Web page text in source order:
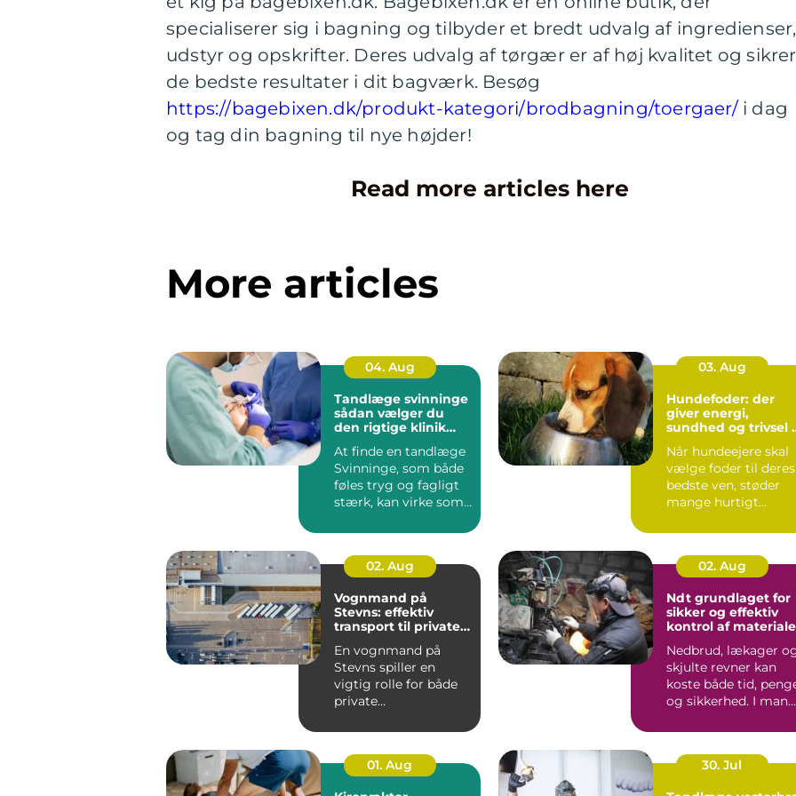
specialiserer sig i bagning og tilbyder et bredt udvalg af ingredienser,
udstyr og opskrifter. Deres udvalg af tørgær er af høj kvalitet og sikrer
de bedste resultater i dit bagværk. Besøg
https://bagebixen.dk/produkt-kategori/brodbagning/toergaer/i dag
og tag din bagning til nye højder!
Read more articles here
More articles
04. Aug
Tandlæge svinninge
sådan vælger du
den rigtige klinik
At finde en tandlæge
Svinninge, som både
føles tryg og fagligt
stærk, kan virke som
03. Aug
Hundefoder: der
giver energi,
sundhed og trivsel i
Når hundeejere skal
vælge foder til deres
bedste ven, støder
mange hurtigt
02. Aug
Vognmand på
Stevns: effektiv
transport til private
En vognmand på
Stevns spiller en
vigtig rolle for både
private
02. Aug
Ndt grundlaget for
sikker og effektiv
kontrol af
Nedbrud, lækager
skjulte revner kan
koste både tid,
og sikkerhed. I
01. Aug
30. Jul